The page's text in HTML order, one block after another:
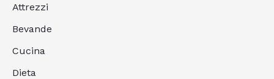
Attrezzi
Bevande
Cucina
Dieta